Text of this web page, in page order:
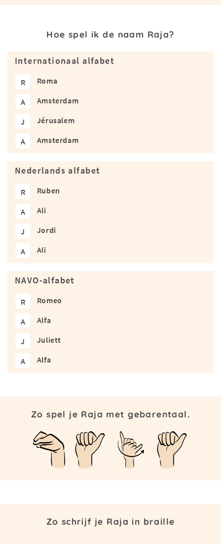
Hoe spel ik de naam Raja?
Internationaal alfabet
R Roma
A Amsterdam
J Jérusalem
A Amsterdam
Nederlands alfabet
R Ruben
A Ali
J Jordi
A Ali
NAVO-alfabet
R Romeo
A Alfa
J Juliett
A Alfa
Zo spel je Raja met gebarentaal.
Zo schrijf je Raja in braille